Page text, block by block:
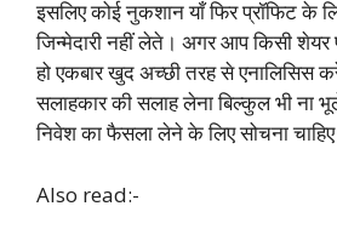
इसलिए कोई नुकशान याँ फिर प्रॉफिट के
जिन्मेदारी नहीं लेते। अगर आप किसी शेयर
हो एकबार खुद अच्छी तरह से एनालिसिस
सलाहकार की सलाह लेना बिल्कुल भी ना
निवेश का फैसला लेने के लिए सोचना
Also read:-